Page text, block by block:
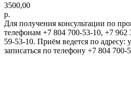
3500,00
р.
Для получения консультации по
телефонам +7 804 700-53-10, +7
59-53-10. Приём ведется по адресу:
записаться по телефону +7 804 700-